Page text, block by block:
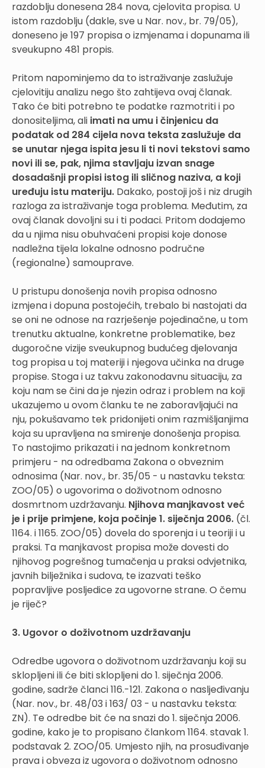
razdoblju donesena 284 nova, cjelovita propisa. U
istom razdoblju (dakle, sve u Nar. nov., br. 79/05),
doneseno je 197 propisa o izmjenama i dopunama ili
sveukupno 481 propis.
Pritom napominjemo da to istraživanje zaslužuje
cjelovitiju analizu nego što zahtijeva ovaj članak.
Tako će biti potrebno te podatke razmotriti i po
donositeljima, ali imati na umu i činjenicu da
podatak od 284 cijela nova teksta zaslužuje da
se unutar njega ispita jesu li ti novi tekstovi samo
novi ili se, pak, njima stavljaju izvan snage
dosadašnji propisi istog ili sličnog naziva, a koji
uređuju istu materiju. Dakako, postoji još i niz drugih
razloga za istraživanje toga problema. Međutim, za
ovaj članak dovoljni su i ti podaci. Pritom dodajemo
da u njima nisu obuhvaćeni propisi koje donose
nadležna tijela lokalne odnosno područne
(regionalne) samouprave.
U pristupu donošenja novih propisa odnosno
izmjena i dopuna postojećih, trebalo bi nastojati da
se oni ne odnose na razrješenje pojedinačne, u tom
trenutku aktualne, konkretne problematike, bez
dugoročne vizije sveukupnog budućeg djelovanja
tog propisa u toj materiji i njegova učinka na druge
propise. Stoga i uz takvu zakonodavnu situaciju, za
koju nam se čini da je njezin odraz i problem na koji
ukazujemo u ovom članku te ne zaboravljajući na
nju, pokušavamo tek pridonijeti onim razmišljanjima
koja su upravljena na smirenje donošenja propisa.
To nastojimo prikazati i na jednom konkretnom
primjeru - na odredbama Zakona o obveznim
odnosima (Nar. nov., br. 35/05 - u nastavku teksta:
ZOO/05) o ugovorima o doživotnom odnosno
dosmrtnom uzdržavanju. Njihova manjkavost već
je i prije primjene, koja počinje 1. siječnja 2006. (čl.
1164. i 1165. ZOO/05) dovela do sporenja i u teoriji i u
praksi. Ta manjkavost propisa može dovesti do
njihovog pogrešnog tumačenja u praksi odvjetnika,
javnih bilježnika i sudova, te izazvati teško
popravljive posljedice za ugovorne strane. O čemu
je riječ?
3. Ugovor o doživotnom uzdržavanju
Odredbe ugovora o doživotnom uzdržavanju koji su
sklopljeni ili će biti sklopljeni do 1. siječnja 2006.
godine, sadrže članci 116.-121. Zakona o nasljeđivanju
(Nar. nov., br. 48/03 i 163/ 03 - u nastavku teksta:
ZN). Te odredbe bit će na snazi do 1. siječnja 2006.
godine, kako je to propisano člankom 1164. stavak 1.
podstavak 2. ZOO/05. Umjesto njih, na prosuđivanje
prava i obveza iz ugovora o doživotnom odnosno